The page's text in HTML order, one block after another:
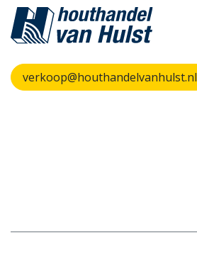
verkoop@houthandelvanhulst.nl